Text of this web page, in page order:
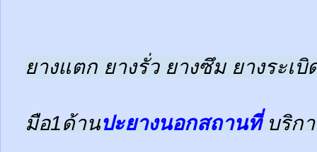
ยางแตก ยางรั่ว ยางซึม ยางระเบิ
มือ1ด้านปะยางนอกสถานที่ บริก